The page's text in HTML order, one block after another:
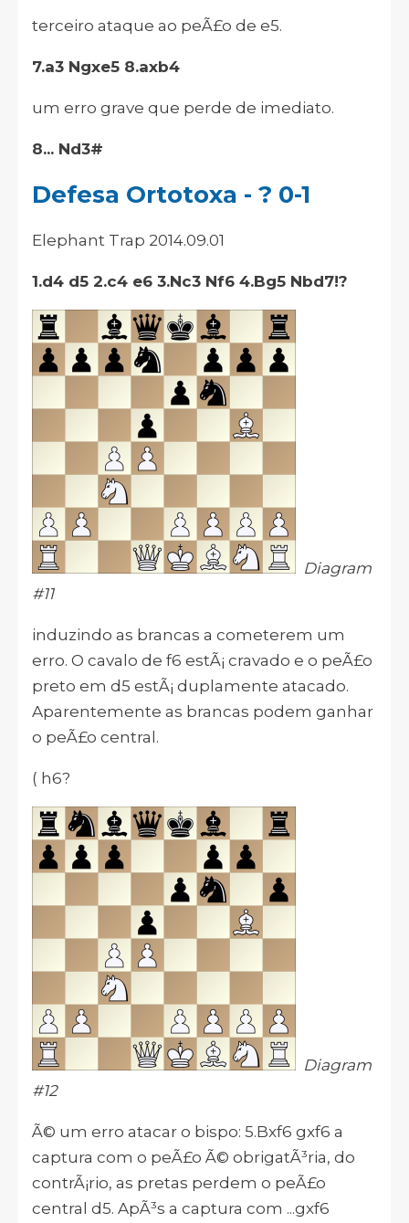
terceiro ataque ao peÃ£o de e5.
7.a3 Ngxe5 8.axb4
um erro grave que perde de imediato.
8... Nd3#
Defesa Ortotoxa - ? 0-1
Elephant Trap 2014.09.01
1.d4 d5 2.c4 e6 3.Nc3 Nf6 4.Bg5 Nbd7!?
Diagram
#11
induzindo as brancas a cometerem um
erro. O cavalo de f6 estÃ¡ cravado e o peÃ£o
preto em d5 estÃ¡ duplamente atacado.
Aparentemente as brancas podem ganhar
o peÃ£o central.
( h6?
Diagram
#12
Ã© um erro atacar o bispo: 5.Bxf6 gxf6 a
captura com o peÃ£o Ã© obrigatÃ³ria, do
contrÃ¡rio, as pretas perdem o peÃ£o
central d5. ApÃ³s a captura com ...gxf6